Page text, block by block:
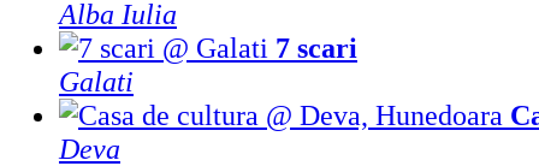
Alba Iulia
7 scari
Galati
Deva